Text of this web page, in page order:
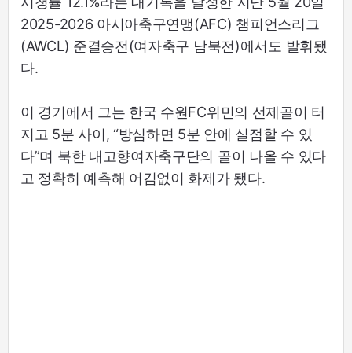
2025-2026 아시아축구연맹(AFC) 챔피언스리그
(AWCL) 준결승전(여자축구 남북전)에서도 발휘됐
다.
이 경기에서 그는 한국 수원FC위민의 선제골이 터
지고 5분 사이, “방심하면 5분 안에 실점할 수 있
다”며 북한 내고향여자축구단의 골이 나올 수 있다
고 정확히 예측해 어김없이 화제가 됐다.